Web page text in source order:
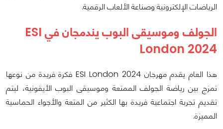
الرياضات الإلكترونية وصناعة الألعاب الرقمية.
الجولف وموسيقى البوب يندمجان في ESI
London 2024
هذا العام يقدم مهرجان ESI London 2024 فكرة فريدة من نوعها
تمزج بين رياضة الجولف الممتعة وموسيقى البوب الأيقونية، ليتم
تقديم تجربة اجتماعية فريدة بها الكثير من المتعة والأجواء الحماسية
المميزة.